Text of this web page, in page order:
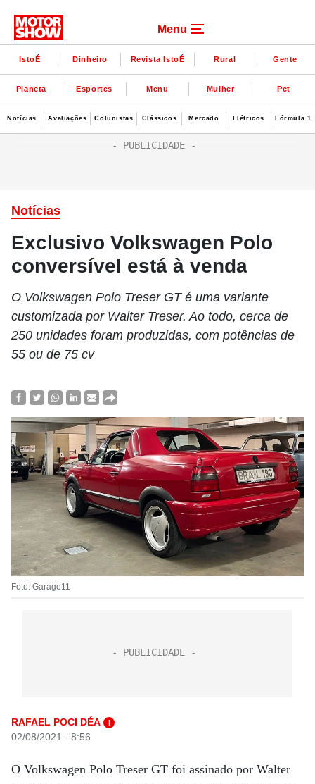
Menu
IstoÉ Dinheiro Revista IstoÉ Rural Gente
Planeta Esportes Menu Mulher Pet
Notícias Avaliações Colunistas Clássicos Mercado Elétricos Fórmula 1
Notícias
Exclusivo Volkswagen Polo
conversível está à venda
O Volkswagen Polo Treser GT é uma variante
customizada por Walter Treser. Ao todo, cerca de
250 unidades foram produzidas, com potências de
55 ou de 75 cv
Foto: Garage11
RAFAEL POCI DÉA i
02/08/2021 - 8:56
O Volkswagen Polo Treser GT foi assinado por Walter